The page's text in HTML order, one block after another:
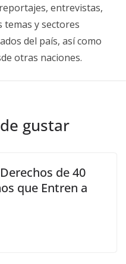
entrevistas,
temas y sectores
del país, así como
otras naciones.
gustar
de 40
que Entren a